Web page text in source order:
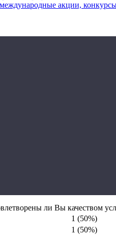
акции,
ли Вы качеством
1 (50%)
1 (50%)